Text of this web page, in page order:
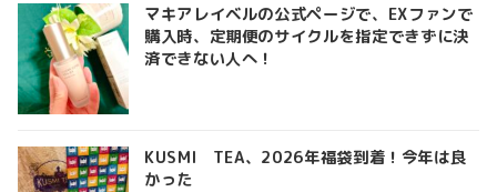
マキアレイベルの公式ページで、EXファンで
購入時、定期便のサイクルを指定できずに決
済できない人へ！
KUSMI TEA、2026年福袋到着！今年は良
かった